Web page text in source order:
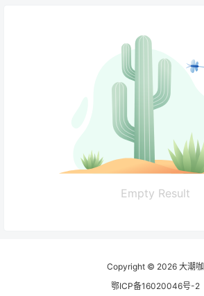
Empty Result
Copyright © 2026 大潮咖
鄂ICP备16020046号-2